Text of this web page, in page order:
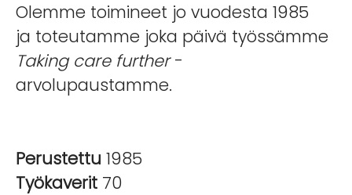
Olemme toimineet jo vuodesta 1985
ja toteutamme joka päivä työssämme
Taking care further-
arvolupaustamme.
Perustettu 1985
Työkaverit 70